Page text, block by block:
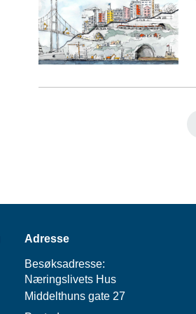
Adresse
Besøksadresse:
Næringslivets Hus
Middelthuns gate 27